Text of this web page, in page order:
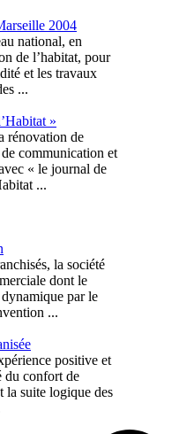
2004
national, en
de l’habitat, pour
et les travaux
...
»
rénovation de
communication et
« le journal de
...
la société
dont le
par le
...
positive et
du confort de
la suite logique des